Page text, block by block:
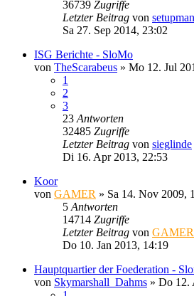
36739 Zugriffe
Letzter Beitrag von setupman
Sa 27. Sep 2014, 23:02
ISG Berichte - SloMo
von TheScarabeus » Mo 12. Jul
1
2
3
23 Antworten
32485 Zugriffe
Letzter Beitrag von sieglinde
Di 16. Apr 2013, 22:53
Koor
von GAMER » Sa 14. Nov 2009,
5 Antworten
14714 Zugriffe
Letzter Beitrag von GAMER
Do 10. Jan 2013, 14:19
Hauptquartier der Foederation -
von Skymarshall_Dahms » Do 12.